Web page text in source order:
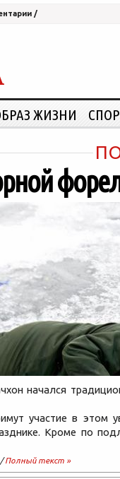
/
ЖИЗНИ
начался
участие в этом
Кроме по
/Полный текст »